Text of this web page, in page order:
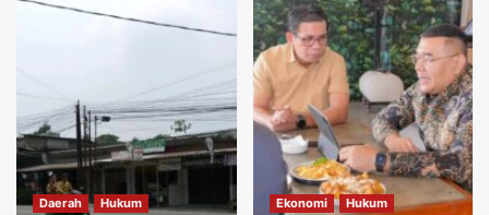
Daerah Hukum Ekonomi Hukum